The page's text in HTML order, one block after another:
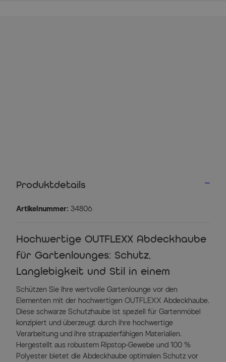
Produktdetails
Artikelnummer: 34806
Hochwertige OUTFLEXX Abdeckhaube
für Gartenlounges: Schutz,
Langlebigkeit und Stil in einem
Schützen Sie Ihre wertvolle Gartenlounge vor den
Elementen mit der hochwertigen OUTFLEXX Abdeckhaube.
Diese schwarze Schutzhaube ist speziell für Gartenmöbel
konzipiert und überzeugt durch ihre hochwertige
Verarbeitung und ihre strapazierfähigen Materialien.
Hergestellt aus robustem Ripstop-Gewebe und 100 %
Polyester bietet die Abdeckhaube optimalen Schutz vor